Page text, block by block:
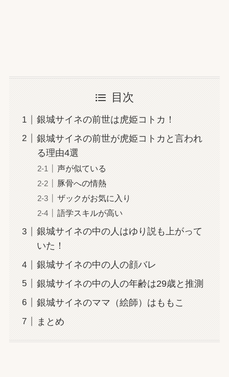
花芽なずなの前世は一般人確定！本人が配信未
経験と明言
目次
銀城サイネの前世は虎姫コトカ！
銀城サイネの前世が虎姫コトカと言われ
る理由4選
声が似ている
豚骨への情熱
ザックがお気に入り
語学スキルが高い
銀城サイネの中の人はゆり説も上がって
いた！
銀城サイネの中の人の顔バレ
銀城サイネの中の人の年齢は29歳と推測
銀城サイネのママ（絵師）はももこ
まとめ